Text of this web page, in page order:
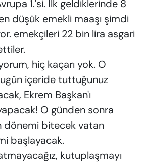
1.'si. İlk geldiklerinde 8
düşük emekli maaşı şimdi
emekçileri 22 bin lira asgari
hiç kaçarı yok. O
içeride tuttuğunuz
Ekrem Başkan'ı
O günden sonra
dönemi bitecek vatan
başlayacak.
kutuplaşmayı